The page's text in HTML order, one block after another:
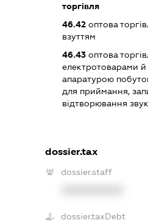
торгівля
46.42 оптова
взуттям
46.43 оптова
електротоварами
апаратурою
для приймання,
відтворювання
dossier.tax
dossier.staff
dossier.taxDebt